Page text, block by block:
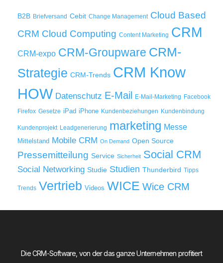
B2B Briefversand Cebit Change Management Cloud Based
CRM Cloud Computing Content Marketing CRM
CRM-expo CRM-Groupware CRM-
Strategie CRM-Trends CRM Know
HOW Datenschutz E-Mail E-Mail-Marketing Facebook
Firefox Gesetze iPad iPhone Kundenbeziehungen Kundenbindung
Kundenprojekt Leadgenerierung marketing Messe
Mittelstand Mobile CRM On Demand Open Source
Pressemitteilung Service Sicherheit Social CRM
Social Networking Studie Studien Thunderbird Tipps
Trends Vertrieb Videos WICE Wice CRM
Die CRM-Software, von der das ganze Unternehmen profitiert